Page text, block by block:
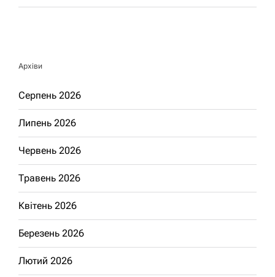
Архіви
Серпень 2026
Липень 2026
Червень 2026
Травень 2026
Квітень 2026
Березень 2026
Лютий 2026